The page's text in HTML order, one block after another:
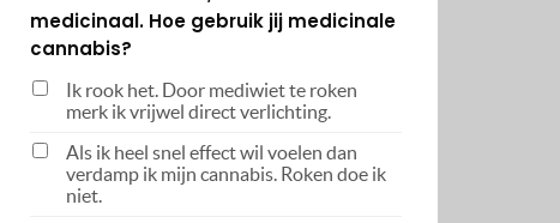
medicinaal. Hoe gebruik jij medicinale
cannabis?
Ik rook het. Door mediwiet te roken
merk ik vrijwel direct verlichting.
Als ik heel snel effect wil voelen dan
verdamp ik mijn cannabis. Roken doe ik
niet.